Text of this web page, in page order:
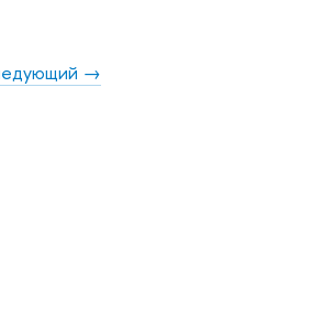
→